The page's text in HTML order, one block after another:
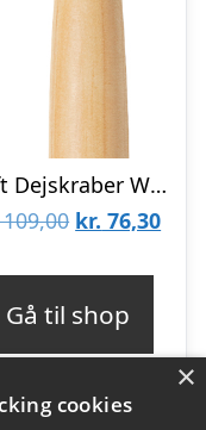
Craft Dejskraber White
Den
var:
kr. 76,30Den
kr.
Gå til shop
×
cookies